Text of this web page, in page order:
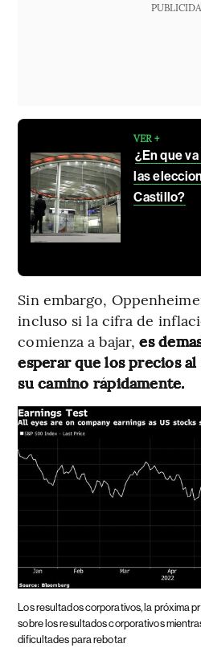
VER +
¿En que
las
Castillo?
Sin embargo,
incluso si la cifra de
comienza a bajar, es
esperar que los precios
su camino rápidamente.
Los resultados corporativos, la próxima
sobre los resultados corporativos
dificultades para rebotar